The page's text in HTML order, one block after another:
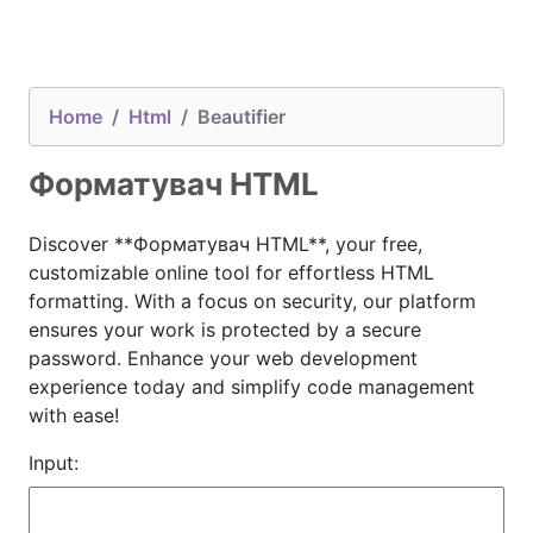
Home Html Beautifier
Форматувач HTML
Discover **Форматувач HTML**, your free,
customizable online tool for effortless HTML
formatting. With a focus on security, our platform
ensures your work is protected by a secure
password. Enhance your web development
experience today and simplify code management
with ease!
Input: